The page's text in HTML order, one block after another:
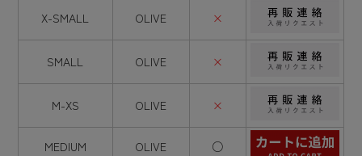
X-SMALL OLIVE ×
SMALL OLIVE ×
M-XS OLIVE ×
MEDIUM OLIVE ○